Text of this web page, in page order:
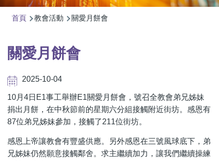
航
連
結
首頁 教會活動 關愛月餅會
關愛月餅會
2025-10-04
10月4日E1事工舉辦E1關愛月餅會，號召全教會弟兄姊妹
捐出月餅，在中秋節前的星期六分組接觸附近街坊。感恩有
87位弟兄姊妹參加，接觸了211位街坊。
感恩上帝讓教會有豐盛供應。另外感恩在三號風球底下，弟
兄姊妹仍然願意接觸鄰舍。求主繼續加力，讓我們繼續操練